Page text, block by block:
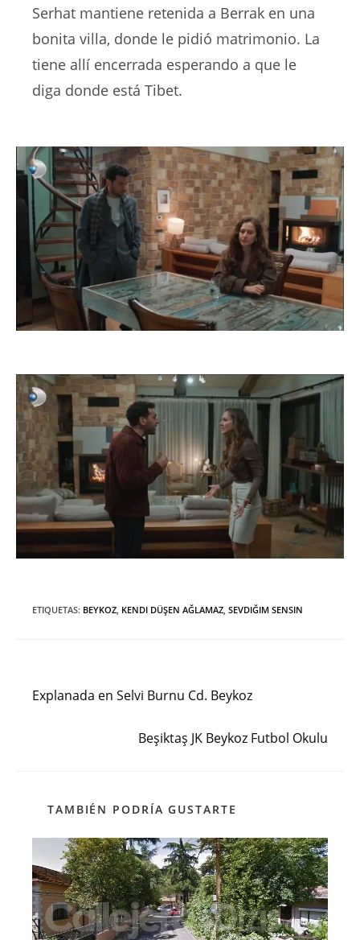
Serhat mantiene retenida a Berrak en una
bonita villa, donde le pidió matrimonio. La
tiene allí encerrada esperando a que le
diga donde está Tibet.
ETIQUETAS: BEYKOZ KENDI DÜŞEN AĞLAMAZ SEVDIĞIM SENSIN
más
artículos
Explanada en Selvi Burnu Cd. Beykoz
Beşiktaş JK Beykoz Futbol Okulu
TAMBIÉN PODRÍA GUSTARTE